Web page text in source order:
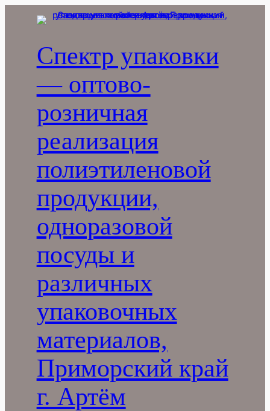
Перейти
Спектр упаковки
— оптово-
розничная
реализация
полиэтиленовой
продукции,
одноразовой
посуды и
различных
упаковочных
материалов,
Приморский край
г. Артём